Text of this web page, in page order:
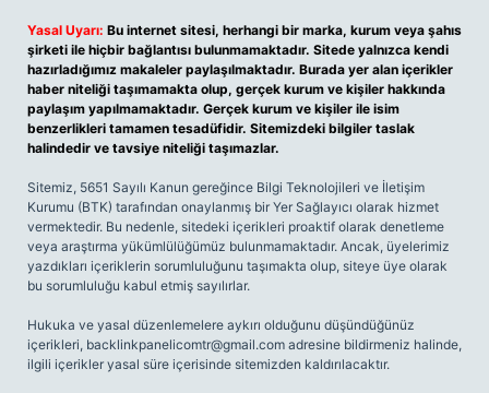
Yasal Uyarı: Bu internet sitesi, herhangi bir marka, kurum veya şahıs
şirketi ile hiçbir bağlantısı bulunmamaktadır. Sitede yalnızca kendi
hazırladığımız makaleler paylaşılmaktadır. Burada yer alan içerikler
haber niteliği taşımamakta olup, gerçek kurum ve kişiler hakkında
paylaşım yapılmamaktadır. Gerçek kurum ve kişiler ile isim
benzerlikleri tamamen tesadüfidir. Sitemizdeki bilgiler taslak
halindedir ve tavsiye niteliği taşımazlar.
Sitemiz, 5651 Sayılı Kanun gereğince Bilgi Teknolojileri ve İletişim
Kurumu (BTK) tarafından onaylanmış bir Yer Sağlayıcı olarak hizmet
vermektedir. Bu nedenle, sitedeki içerikleri proaktif olarak denetleme
veya araştırma yükümlülüğümüz bulunmamaktadır. Ancak, üyelerimiz
yazdıkları içeriklerin sorumluluğunu taşımakta olup, siteye üye olarak
bu sorumluluğu kabul etmiş sayılırlar.
Hukuka ve yasal düzenlemelere aykırı olduğunu düşündüğünüz
içerikleri, backlinkpanelicomtr@gmail.com adresine bildirmeniz halinde,
ilgili içerikler yasal süre içerisinde sitemizden kaldırılacaktır.